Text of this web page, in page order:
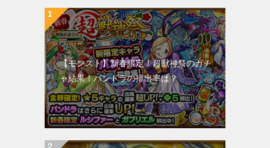
【モンスト】新春限定！超獣神祭のガチ
ャ結果！パンドラの排出率は？